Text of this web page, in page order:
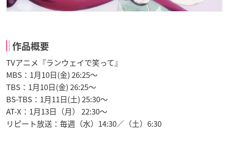
作品概要
TVアニメ『ランウェイで笑って』
MBS：1月10日(金) 26:25～
TBS：1月10日(金) 26:25～
BS-TBS：1月11日(土) 25:30～
AT-X：1月13日（月） 22:30～
リピート放送：毎週（水）14:30／（土）6:30